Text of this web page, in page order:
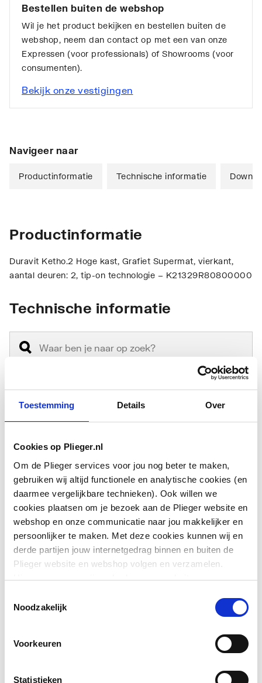
Toestemming Details Over
Cookies op Plieger.nl
Om de Plieger services voor jou nog beter te maken,
gebruiken wij altijd functionele en analytische cookies (en
daarmee vergelijkbare technieken). Ook willen we
cookies plaatsen om je bezoek aan de Plieger website en
webshop en onze communicatie naar jou makkelijker en
persoonlijker te maken. Met deze cookies kunnen wij en
derde partijen jouw internetgedrag binnen en buiten de
Plieger website en webshop volgen en verzamelen.
Hiermee passen wij en derden onze website, app,
We slaan je cookievoorkeur op in je browser.
Noodzakelijk
Voorkeuren
Statistieken
Bestellen buiten de webshop
Wil je het product bekijken en bestellen buiten de
webshop, neem dan contact op met een van onze
Expressen (voor professionals) of Showrooms (voor
consumenten).
Bekijk onze vestigingen
Navigeer naar
Productinformatie Technische informatie
Productinformatie
Duravit Ketho.2 Hoge kast, Grafiet Supermat, vierkant,
aantal deuren: 2, tip-on technologie – K21329R80800000
Technische informatie
Model Hoog
Hoogte 1760
Breedte 400
Diepte 360
Aantal deuren (totaal) 2
Aantal deuren
0
Toon meer
Downloads
1 MB